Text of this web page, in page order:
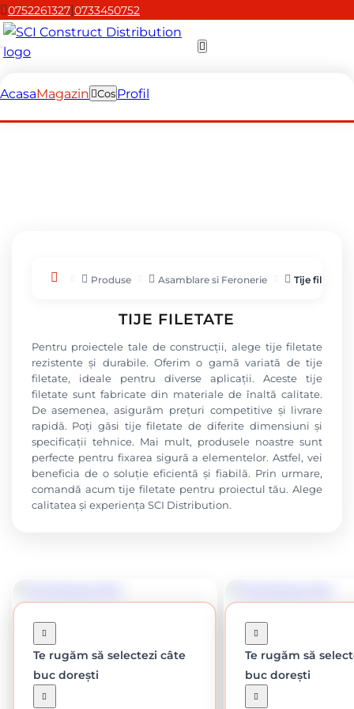
0752261327|0733450752
AcasaMagazin CosProfil
Produse Asamblare si Feronerie Tije filetate
TIJE FILETATE
Pentru proiectele tale de construcții, alege tije filetate
rezistente și durabile. Oferim o gamă variată de tije
filetate, ideale pentru diverse aplicații. Aceste tije
filetate sunt fabricate din materiale de înaltă calitate.
De asemenea, asigurăm prețuri competitive și livrare
rapidă. Poți găsi tije filetate de diferite dimensiuni și
specificații tehnice. Mai mult, produsele noastre sunt
perfecte pentru fixarea sigură a elementelor. Astfel, vei
beneficia de o soluție eficientă și fiabilă. Prin urmare,
comandă acum tije filetate pentru proiectul tău. Alege
calitatea și experiența SCI Distribution.
Te rugăm să selectezi câte
buc dorești
Te rugăm să
buc dorești